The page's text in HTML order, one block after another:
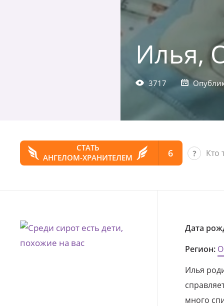
Илья,
3717
СТАТЬ
АНГЕЛОМ-ХРАНИТЕЛЕМ
6 Кто
Дата
Регион:
Илья
много